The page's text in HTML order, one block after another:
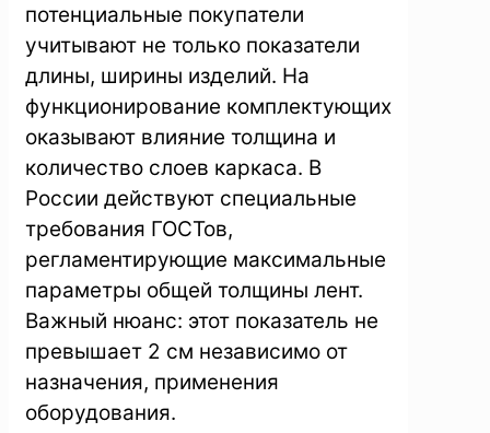
потенциальные покупатели
учитывают не только показатели
длины, ширины изделий. На
функционирование комплектующих
оказывают влияние толщина и
количество слоев каркаса. В
России действуют специальные
требования ГОСТов,
регламентирующие максимальные
параметры общей толщины лент.
Важный нюанс: этот показатель не
превышает 2 см независимо от
назначения, применения
оборудования.